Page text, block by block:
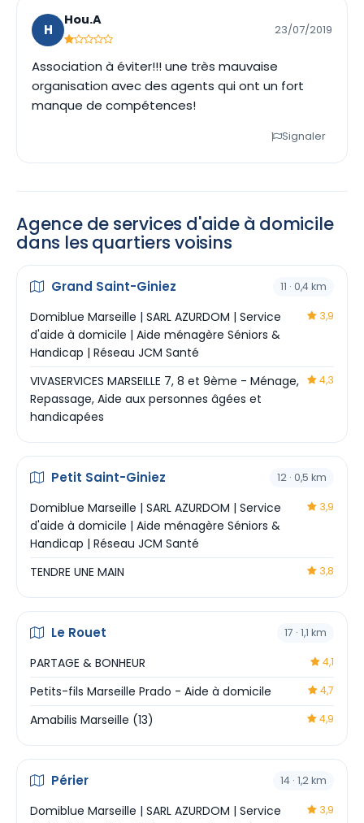
H
Hou.A
23/07/2019
Association à éviter!!! une très mauvaise
organisation avec des agents qui ont un fort
manque de compétences!
Signaler
Agence de services d'aide à domicile
dans les quartiers voisins
Grand Saint-Giniez 11 · 0,4 km
Domiblue Marseille | SARL AZURDOM | Service
d'aide à domicile | Aide ménagère Séniors &
Handicap | Réseau JCM Santé
3,9
VIVASERVICES MARSEILLE 7, 8 et 9ème - Ménage,
Repassage, Aide aux personnes âgées et
handicapées
4,3
Petit Saint-Giniez 12 · 0,5 km
Domiblue Marseille | SARL AZURDOM | Service
d'aide à domicile | Aide ménagère Séniors &
Handicap | Réseau JCM Santé
3,9
TENDRE UNE MAIN 3,8
Le Rouet 17 · 1,1 km
PARTAGE & BONHEUR 4,1
Petits-fils Marseille Prado - Aide à domicile 4,7
Amabilis Marseille (13) 4,9
Périer 14 · 1,2 km
Domiblue Marseille | SARL AZURDOM | Service
3,9